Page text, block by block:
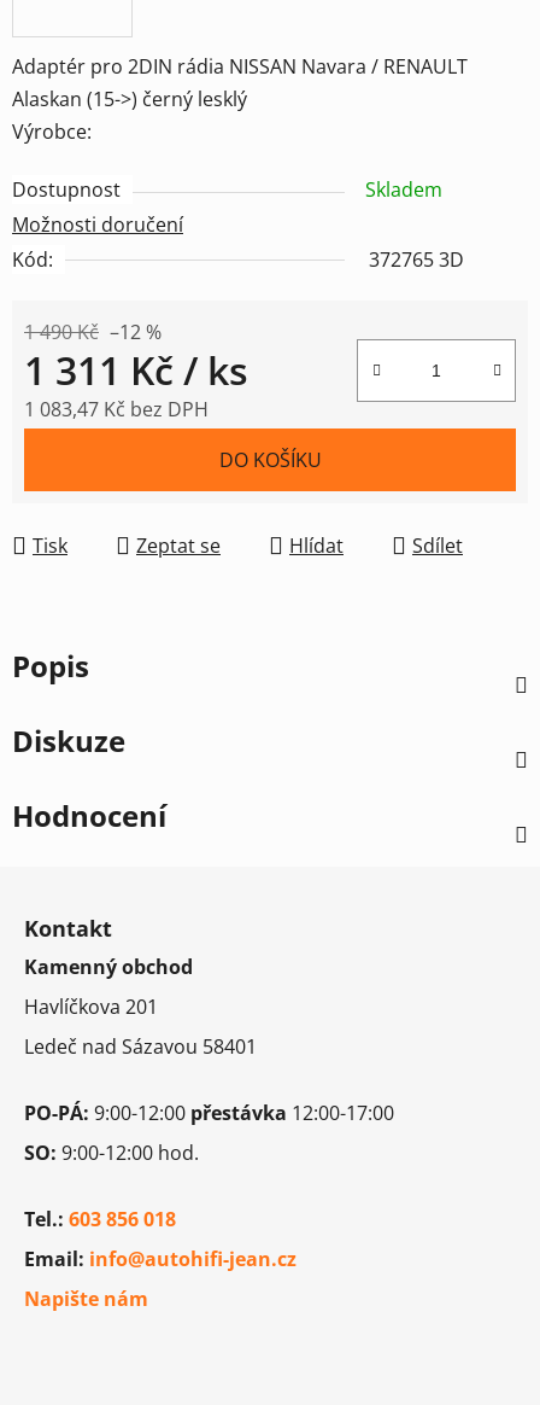
Adaptér pro 2DIN rádia NISSAN Navara / RENAULT
Alaskan (15->) černý lesklý
Výrobce:
Dostupnost
Skladem
Možnosti doručení
Kód:
372765 3D
1 490 Kč –12 %
1 311 Kč / ks
1 083,47 Kč bez DPH
DO KOŠÍKU
Tisk Zeptat se Hlídat Sdílet
Popis
Diskuze
Hodnocení
Kontakt
Kamenný obchod
Havlíčkova 201
Ledeč nad Sázavou 58401
PO-PÁ: 9:00-12:00 přestávka 12:00-17:00
SO: 9:00-12:00 hod.
Tel.: 603 856 018
Email: info@autohifi-jean.cz
Napište nám